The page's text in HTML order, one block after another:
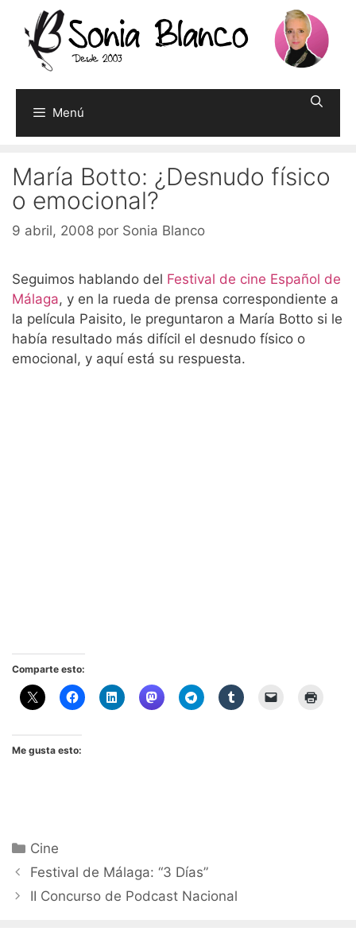
contenido
Menú
María Botto: ¿Desnudo físico
o emocional?
9 abril, 2008 por Sonia Blanco
Seguimos hablando del Festival de cine Español de
Málaga, y en la rueda de prensa correspondiente a
la película Paisito, le preguntaron a María Botto si le
había resultado más difícil el desnudo físico o
emocional, y aquí está su respuesta.
Comparte esto:
Me gusta esto:
Categorías
Cine
Festival de Málaga: “3 Días”
II Concurso de Podcast Nacional